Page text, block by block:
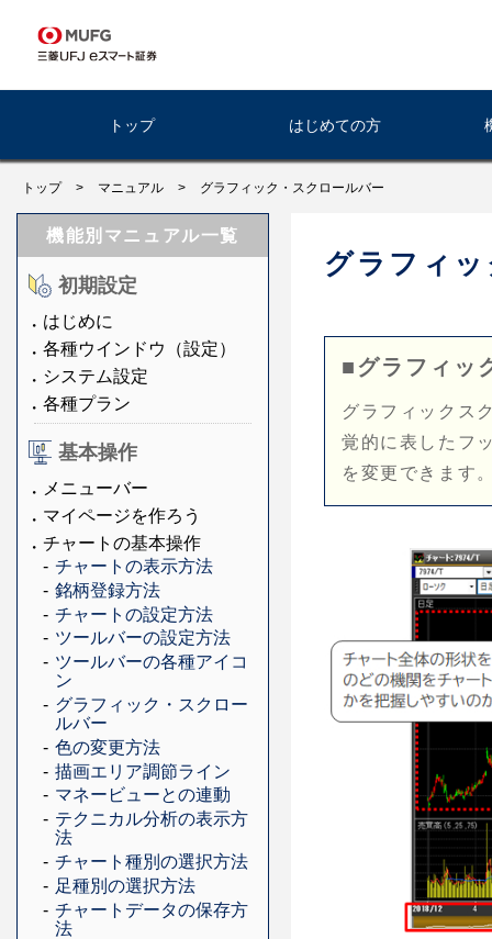
トップ はじめての方
トップ > マニュアル > グラフィック・スクロールバー
機能別マニュアル一覧
初期設定
はじめに
各種ウインドウ（設定）
システム設定
各種プラン
基本操作
メニューバー
マイページを作ろう
チャートの基本操作
チャートの表示方法
銘柄登録方法
チャートの設定方法
ツールバーの設定方法
ツールバーの各種アイコ
ン
グラフィック・スクロー
ルバー
色の変更方法
描画エリア調節ライン
マネービューとの連動
テクニカル分析の表示方
法
チャート種別の選択方法
足種別の選択方法
チャートデータの保存方
法
グラフィ
■グラフィッ
グラフィックス
覚的に表したフ
を変更できます